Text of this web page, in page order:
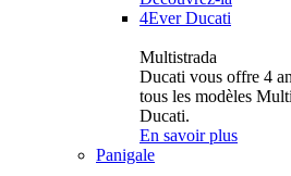
4Ever Ducati
Multistrada
Ducati vous offre 4
tous les modèles
Ducati.
En savoir plus
Panigale